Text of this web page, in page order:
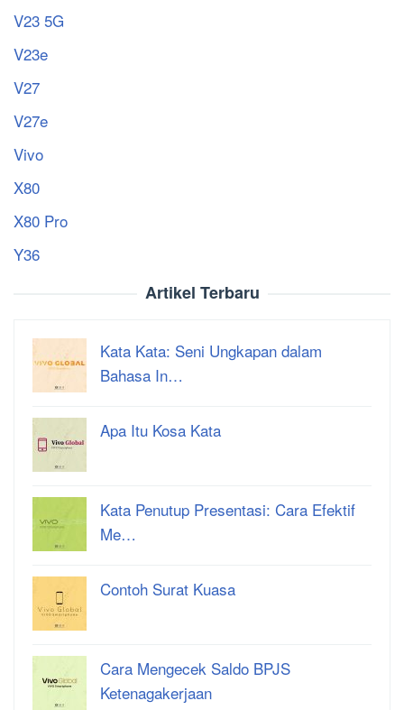
V23 5G
V23e
V27
V27e
Vivo
X80
X80 Pro
Y36
Artikel Terbaru
Kata Kata: Seni Ungkapan dalam
Bahasa In…
Apa Itu Kosa Kata
Kata Penutup Presentasi: Cara Efektif
Me…
Contoh Surat Kuasa
Cara Mengecek Saldo BPJS
Ketenagakerjaan